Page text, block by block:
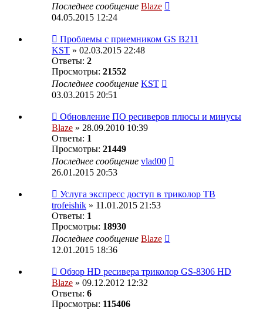
Последнее сообщение Blaze
04.05.2015 12:24
Проблемы с приемником GS B211
KST » 02.03.2015 22:48
Ответы: 2
Просмотры: 21552
Последнее сообщение KST
03.03.2015 20:51
Обновление ПО ресиверов плюсы и минусы
Blaze » 28.09.2010 10:39
Ответы: 1
Просмотры: 21449
Последнее сообщение vlad00
26.01.2015 20:53
Услуга экспресс доступ в триколор ТВ
trofeishik » 11.01.2015 21:53
Ответы: 1
Просмотры: 18930
Последнее сообщение Blaze
12.01.2015 18:36
Обзор HD ресивера триколор GS-8306 HD
Blaze » 09.12.2012 12:32
Ответы: 6
Просмотры: 115406